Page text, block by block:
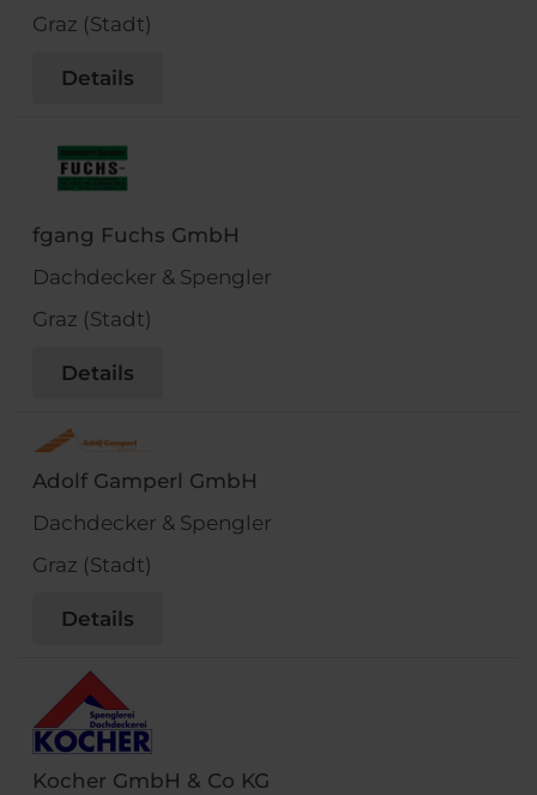
Graz (Stadt)
Details
fgang Fuchs GmbH
Dachdecker & Spengler
Graz (Stadt)
Details
Adolf Gamperl GmbH
Dachdecker & Spengler
Graz (Stadt)
Details
Kocher GmbH & Co KG